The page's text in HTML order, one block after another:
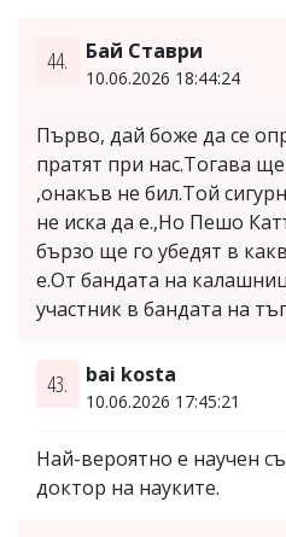
44. Бай Ставри
10.06.2026 18:44:24
Първо, дай боже да се
пратят при нас.Тогава
,онакъв не бил.Той
не иска да е.,Но Пешо
бързо ще го убедят в
е.От бандата на
участник в бандата на
43. bai kosta
10.06.2026 17:45:21
Най-вероятно е научен
доктор на науките.